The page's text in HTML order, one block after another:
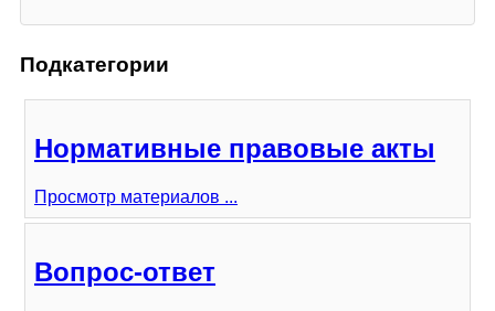
Подкатегории
Нормативные правовые акты
Просмотр материалов ...
Вопрос-ответ